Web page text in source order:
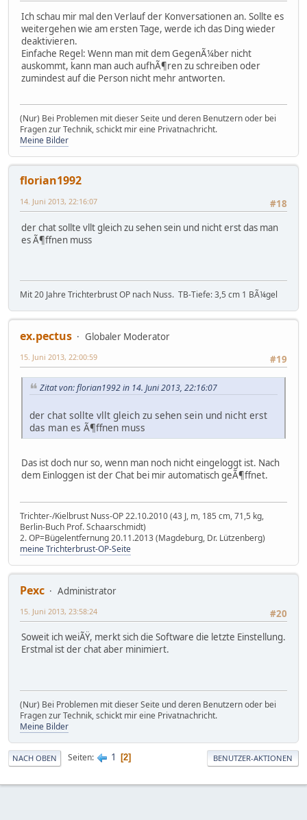
Ich schau mir mal den Verlauf der Konversationen an. Sollte es
weitergehen wie am ersten Tage, werde ich das Ding wieder
deaktivieren.
Einfache Regel: Wenn man mit dem GegenÃ¼ber nicht
auskommt, kann man auch aufhÃ¶ren zu schreiben oder
zumindest auf die Person nicht mehr antworten.
(Nur) Bei Problemen mit dieser Seite und deren Benutzern oder bei
Fragen zur Technik, schickt mir eine Privatnachricht.
Meine Bilder
florian1992
#18
14. Juni 2013, 22:16:07
der chat sollte vllt gleich zu sehen sein und nicht erst das man
es Ã¶ffnen muss
Mit 20 Jahre Trichterbrust OP nach Nuss. TB-Tiefe: 3,5 cm 1 BÃ¼gel
ex.pectus
Globaler Moderator
#19
15. Juni 2013, 22:00:59
Zitat von: florian1992 in 14. Juni 2013, 22:16:07
der chat sollte vllt gleich zu sehen sein und nicht erst
das man es Ã¶ffnen muss
Das ist doch nur so, wenn man noch nicht eingeloggt ist. Nach
dem Einloggen ist der Chat bei mir automatisch geÃ¶ffnet.
Trichter-/Kielbrust Nuss-OP 22.10.2010 (43 J, m, 185 cm, 71,5 kg,
Berlin-Buch Prof. Schaarschmidt)
2. OP=Bügelentfernung 20.11.2013 (Magdeburg, Dr. Lützenberg)
meine Trichterbrust-OP-Seite
Pexc
Administrator
#20
15. Juni 2013, 23:58:24
Soweit ich weiÃŸ, merkt sich die Software die letzte Einstellung.
Erstmal ist der chat aber minimiert.
(Nur) Bei Problemen mit dieser Seite und deren Benutzern oder bei
Fragen zur Technik, schickt mir eine Privatnachricht.
Meine Bilder
NACH OBEN Seiten 1 2 BENUTZER-AKTIONEN